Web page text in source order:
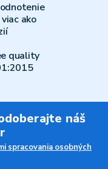
ako
quality
náš
spracovania osobných